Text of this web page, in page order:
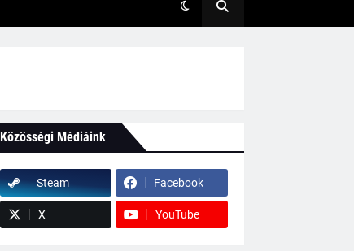
Közösségi Médiáink
Steam Facebook
X YouTube